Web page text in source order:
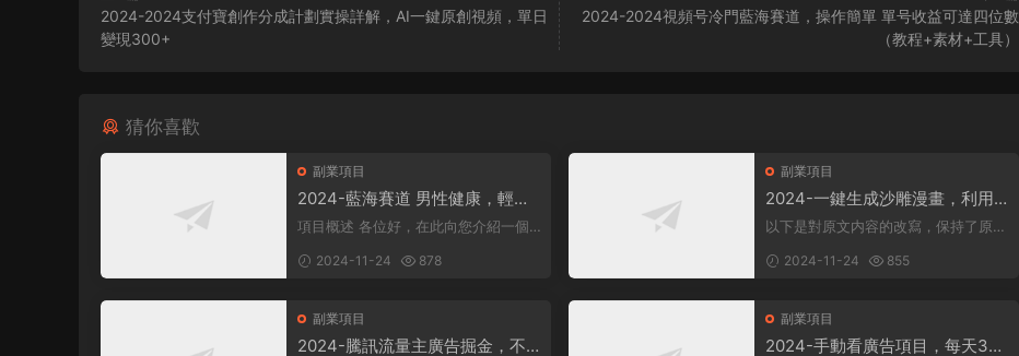
2024-2024支付寶創作分成計劃實操詳解，AI一鍵原創視頻，單日
變現300+
2024-2024視頻号冷門藍海賽道，操作簡單 單号收益可達四位數
（教程+素材+工具）
猜你喜歡
副業項目
2024-藍海賽道 男性健康，輕松
日入500+
項目概述 各位好，在此向您介紹一個
衆所周知...
2024-11-24 878
副業項目
2024-一鍵生成沙雕漫畫，利用
軟件，一條視頻播放12W+，單日
以下是對原文内容的改寫，保持了原
述 在當...
2024-11-24 855
副業項目
2024-騰訊流量主廣告掘金，不
副業項目
2024-手動看廣告項目，每天300